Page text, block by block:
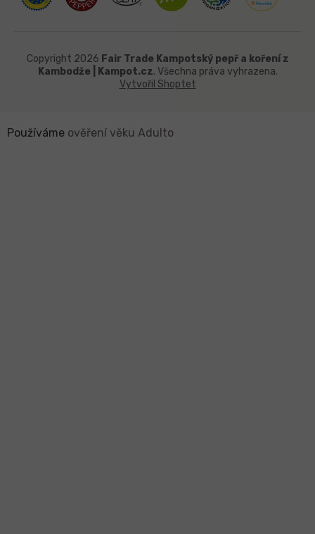
Vytvořil Shoptet
Copyright 2026 Fair Trade Kampotský pepř a koření z
Kambodže | Kampot.cz. Všechna práva vyhrazena.
Používáme ověření věku Adulto